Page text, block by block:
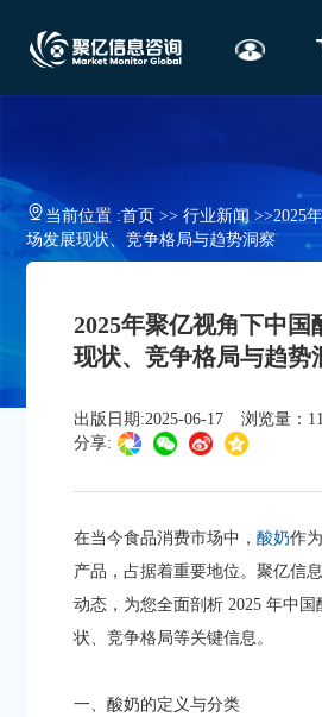
当前位置 :首页>> 行业新闻 >>2025
场发展现状、竞争格局与趋势洞察
2025年聚亿视角下中国
现状、竞争格局与趋势
出版日期:2025-06-17 浏览量：
分享:
在当今食品消费市场中，酸奶作
产品，占据着重要地位。聚亿信
动态，为您全面剖析 2025 年中
状、竞争格局等关键信息。​
一、酸奶的定义与分类​